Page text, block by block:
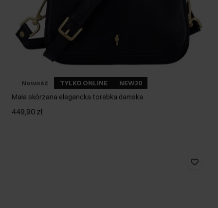
Nowość TYLKO ONLINE NEW20
Mała skórzana elegancka torebka damska
449,90 zł